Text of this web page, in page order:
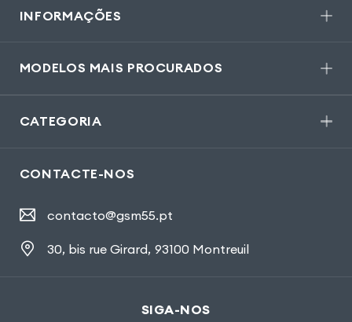
INFORMAÇÕES
MODELOS MAIS PROCURADOS
CATEGORIA
CONTACTE-NOS
contacto@gsm55.pt
30, bis rue Girard, 93100 Montreuil
SIGA-NOS